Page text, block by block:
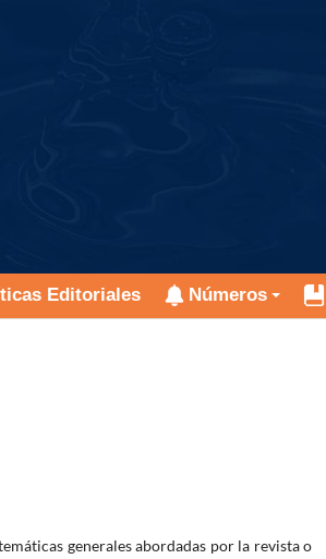
Editoriales Números
generales abordadas por la revista o